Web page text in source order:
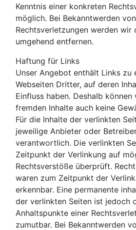
Kenntnis einer konkreten
möglich. Bei Bekanntwerden
Rechtsverletzungen werden wir
umgehend entfernen.
Haftung für Links
Unser Angebot enthält Links zu
Webseiten Dritter, auf deren
Einfluss haben. Deshalb
fremden Inhalte auch keine
Für die Inhalte der verlinkten
jeweilige Anbieter oder
verantwortlich. Die verlinkten
Zeitpunkt der Verlinkung auf
Rechtsverstöße überprüft.
waren zum Zeitpunkt der
erkennbar. Eine permanente
der verlinkten Seiten ist jedoch
Anhaltspunkte einer
zumutbar. Bei Bekanntwerden